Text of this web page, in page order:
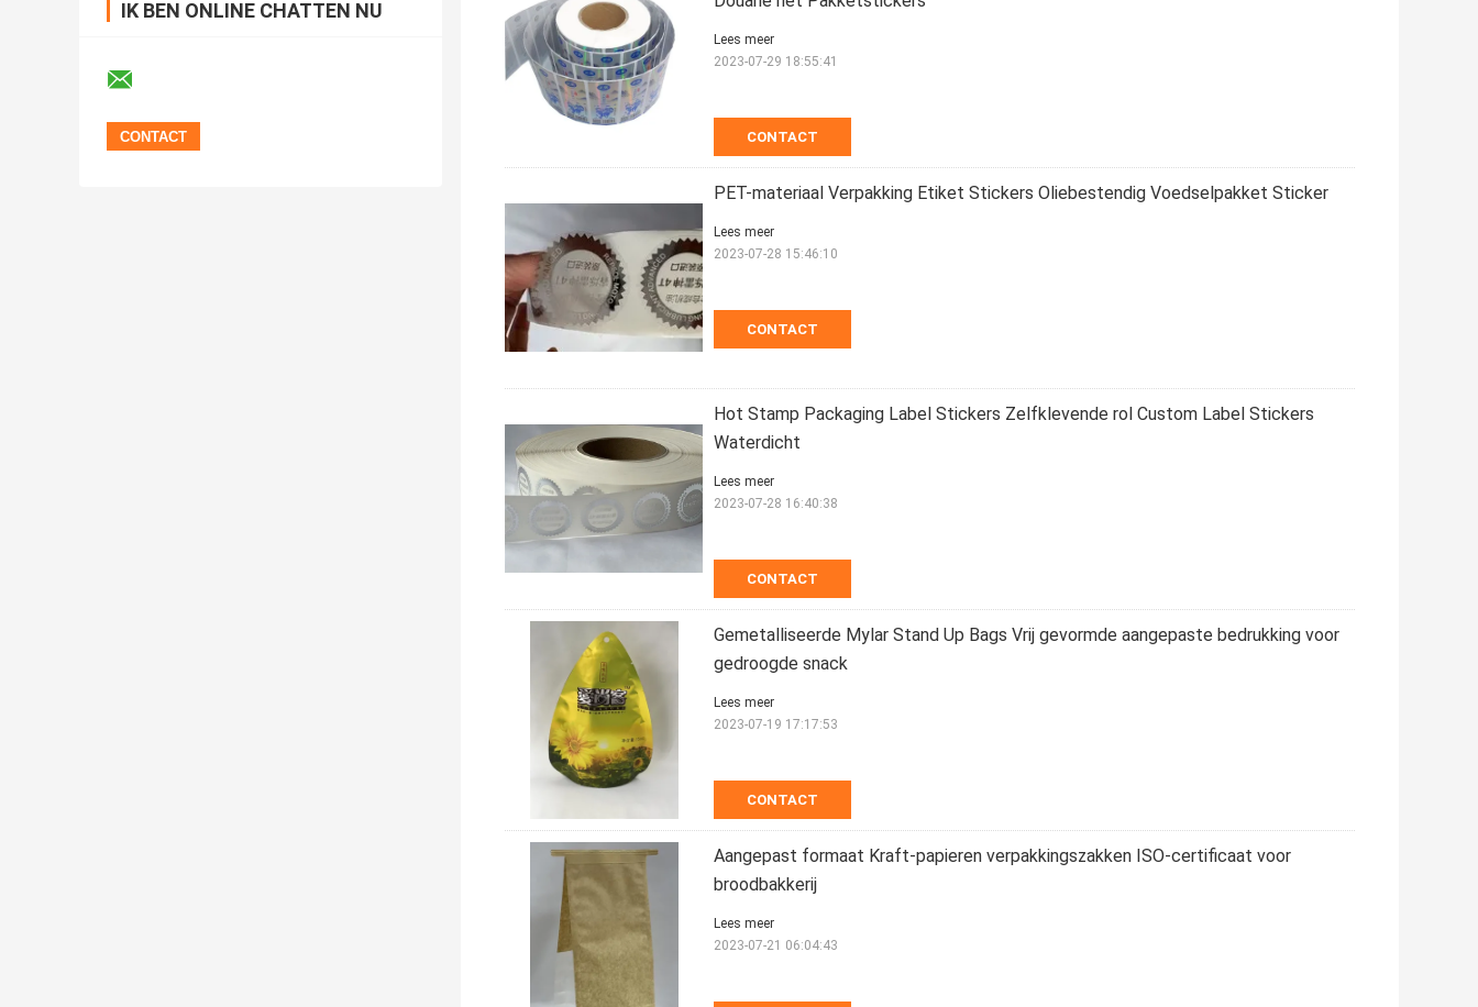
IK BEN ONLINE CHATTEN NU
CONTACT
Lees meer
2023-07-29 18:55:41
PET-materiaal Verpakking Etiket Stickers Oliebestendig Voedselpakket Sticker
CONTACT
Lees meer
2023-07-28 15:46:10
Hot Stamp Packaging Label Stickers Zelfklevende rol Custom Label Stickers
Waterdicht
CONTACT
Lees meer
2023-07-28 16:40:38
Gemetalliseerde Mylar Stand Up Bags Vrij gevormde aangepaste bedrukking voor
gedroogde snack
CONTACT
Lees meer
2023-07-19 17:17:53
Aangepast formaat Kraft-papieren verpakkingszakken ISO-certificaat voor
broodbakkerij
Lees meer
2023-07-21 06:04:43